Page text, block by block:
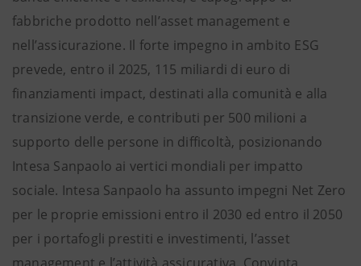
fabbriche prodotto nell’asset management e
nell’assicurazione. Il forte impegno in ambito ESG
prevede, entro il 2025, 115 miliardi di euro di
finanziamenti impact, destinati alla comunità e alla
transizione verde, e contributi per 500 milioni a
supporto delle persone in difficoltà, posizionando
Intesa Sanpaolo ai vertici mondiali per impatto
sociale. Intesa Sanpaolo ha assunto impegni Net Zero
per le proprie emissioni entro il 2030 ed entro il 2050
per i portafogli prestiti e investimenti, l’asset